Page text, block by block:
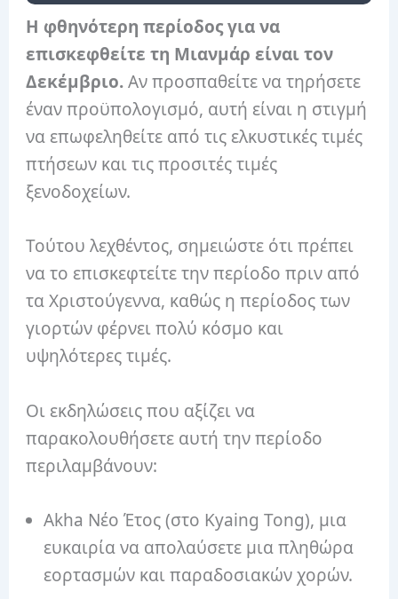
Η φθηνότερη περίοδος για να
επισκεφθείτε τη Μιανμάρ είναι τον
Δεκέμβριο.Αν προσπαθείτε να τηρήσετε
έναν προϋπολογισμό, αυτή είναι η στιγμή
να επωφεληθείτε από τις ελκυστικές τιμές
πτήσεων και τις προσιτές τιμές
ξενοδοχείων.
Τούτου λεχθέντος, σημειώστε ότι πρέπει
να το επισκεφτείτε την περίοδο πριν από
τα Χριστούγεννα, καθώς η περίοδος των
γιορτών φέρνει πολύ κόσμο και
υψηλότερες τιμές.
Οι εκδηλώσεις που αξίζει να
παρακολουθήσετε αυτή την περίοδο
περιλαμβάνουν:
Akha Νέο Έτος (στο Kyaing Tong), μια
ευκαιρία να απολαύσετε μια πληθώρα
εορτασμών και παραδοσιακών χορών.